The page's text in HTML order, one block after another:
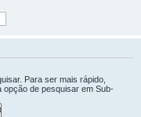
Para ser mais rápido,
opção de pesquisar em Sub-